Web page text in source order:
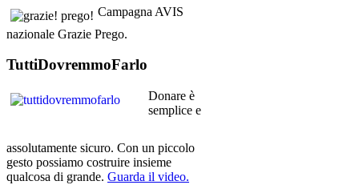
Campagna AVIS
nazionale Grazie Prego.
TuttiDovremmoFarlo
Donare è
semplice e
assolutamente sicuro. Con un piccolo
gesto possiamo costruire insieme
qualcosa di grande. Guarda il video.